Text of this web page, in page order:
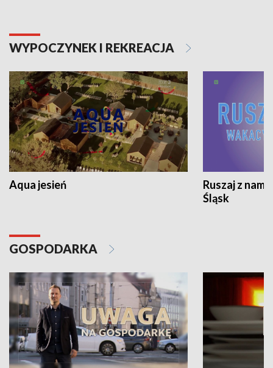
WYPOCZYNEK I REKREACJA
Aqua jesień
Ruszaj z
Śląsk
GOSPODARKA